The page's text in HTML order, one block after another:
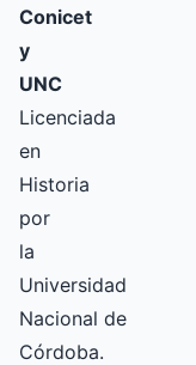
Conicet
y
UNC
Licenciada
en
Historia
por
la
Universidad
Nacional de
Córdoba.